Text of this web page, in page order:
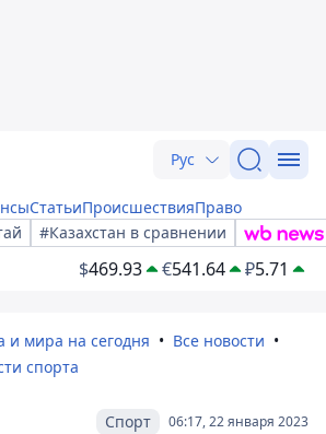
Рус
СтатьиПроисшествияПраво
#Казахстан в сравнении
$469.93 €541.64 ₽5.71
и мира на сегодня
Все новости
спорта
06:17, 22 января 2023
Спорт